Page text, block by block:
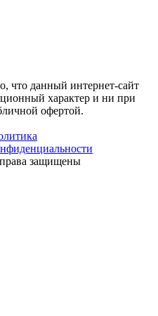
что данный интернет-сайт
характер и ни при
офертой.
защищены